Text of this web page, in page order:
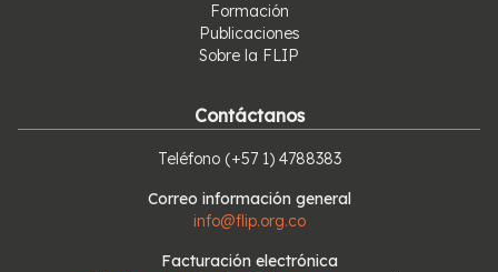
Formación
Publicaciones
Sobre la FLIP
Contáctanos
Teléfono (+57 1) 4788383
Correo información general
info@flip.org.co
Facturación electrónica